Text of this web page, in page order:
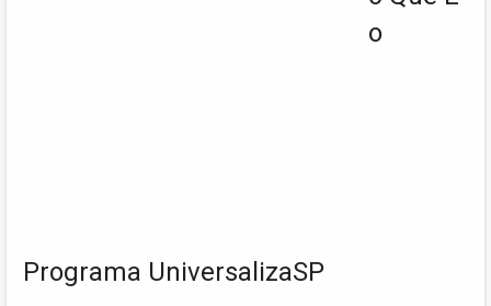
o
Programa UniversalizaSP